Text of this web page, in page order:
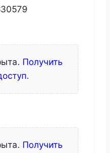
Получить
.
Получить